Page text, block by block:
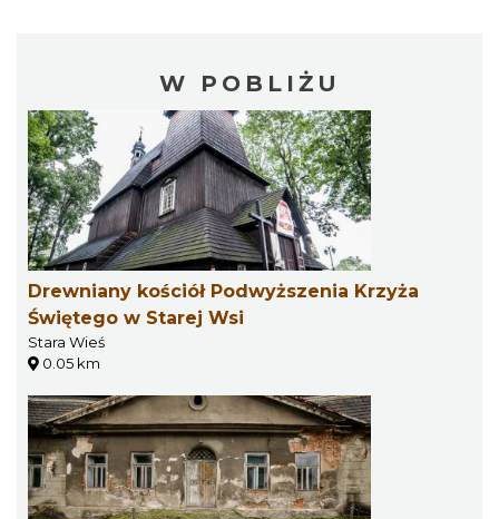
W POBLIŻU
Drewniany kościół Podwyższenia Krzyża
Świętego w Starej Wsi
Stara Wieś
0.05 km